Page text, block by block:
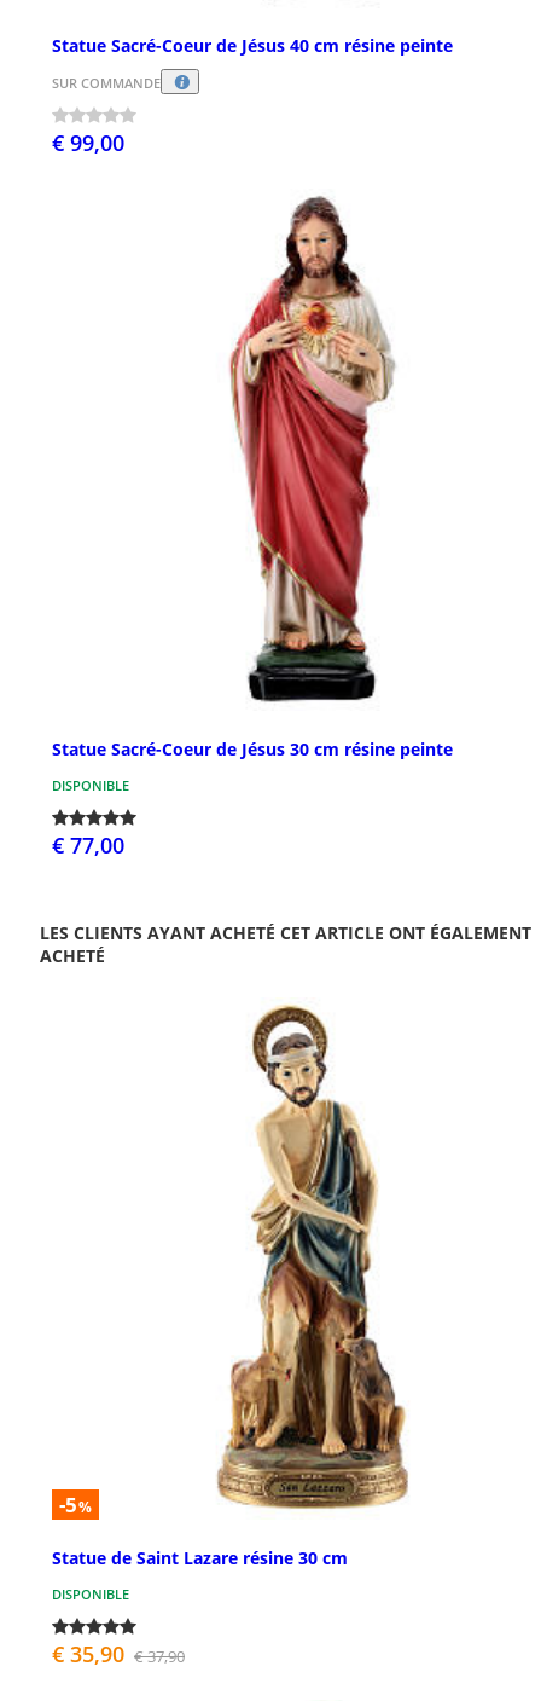
Statue Sacré-Coeur de Jésus 40 cm résine peinte
SUR COMMANDE
€ 99,00
Statue Sacré-Coeur de Jésus 30 cm résine peinte
DISPONIBLE
€ 77,00
LES CLIENTS AYANT ACHETÉ CET ARTICLE ONT ÉGALEMENT
ACHETÉ
-5%
Statue de Saint Lazare résine 30 cm
DISPONIBLE
€ 35,90 € 37,90